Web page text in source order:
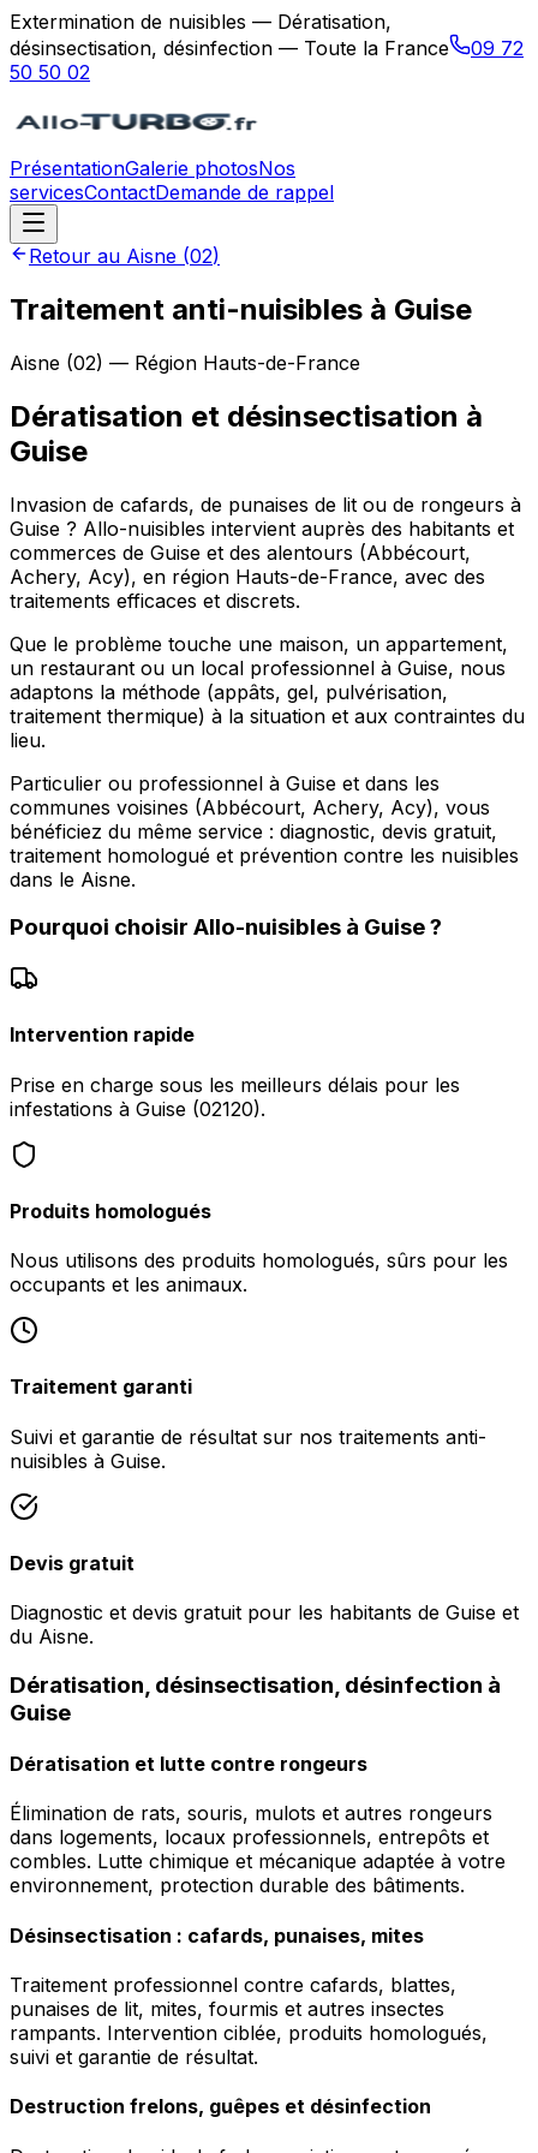
Extermination de nuisibles — Dératisation,
désinsectisation, désinfection — Toute la France
09 72
50 50 02
PrésentationGalerie photosNos
servicesContactDemande de rappel
Retour au Aisne (02)
Traitement anti-nuisibles à Guise
Aisne (02) — Région Hauts-de-France
Dératisation et désinsectisation à
Guise
Invasion de cafards, de punaises de lit ou de rongeurs à
Guise ? Allo-nuisibles intervient auprès des habitants et
commerces de Guise et des alentours (Abbécourt,
Achery, Acy), en région Hauts-de-France, avec des
traitements efficaces et discrets.
Que le problème touche une maison, un appartement,
un restaurant ou un local professionnel à Guise, nous
adaptons la méthode (appâts, gel, pulvérisation,
traitement thermique) à la situation et aux contraintes du
lieu.
Particulier ou professionnel à Guise et dans les
communes voisines (Abbécourt, Achery, Acy), vous
bénéficiez du même service : diagnostic, devis gratuit,
traitement homologué et prévention contre les nuisibles
dans le Aisne.
Pourquoi choisir Allo-nuisibles à Guise?
Intervention rapide
Prise en charge sous les meilleurs délais pour les
infestations à Guise (02120).
Produits homologués
Nous utilisons des produits homologués, sûrs pour les
occupants et les animaux.
Traitement garanti
Suivi et garantie de résultat sur nos traitements anti-
nuisibles à Guise.
Devis gratuit
Diagnostic et devis gratuit pour les habitants de Guise et
du Aisne.
Dératisation, désinsectisation, désinfection à
Guise
Dératisation et lutte contre rongeurs
Élimination de rats, souris, mulots et autres rongeurs
dans logements, locaux professionnels, entrepôts et
combles. Lutte chimique et mécanique adaptée à votre
environnement, protection durable des bâtiments.
Désinsectisation : cafards, punaises, mites
Traitement professionnel contre cafards, blattes,
punaises de lit, mites, fourmis et autres insectes
rampants. Intervention ciblée, produits homologués,
suivi et garantie de résultat.
Destruction frelons, guêpes et désinfection